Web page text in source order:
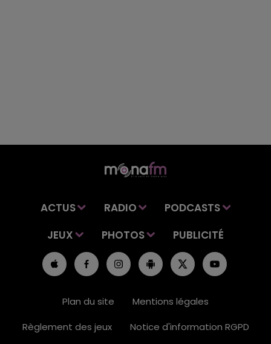
ACTUS RADIO
PODCASTS
JEUX
PHOTOS PUBLICITÉ
Plan du site
Mentions légales
Règlement des jeux
Notice d'information RGPD